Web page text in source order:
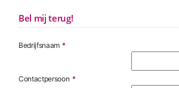
Bel mij terug!
Bedrijfsnaam *
Contactpersoon *